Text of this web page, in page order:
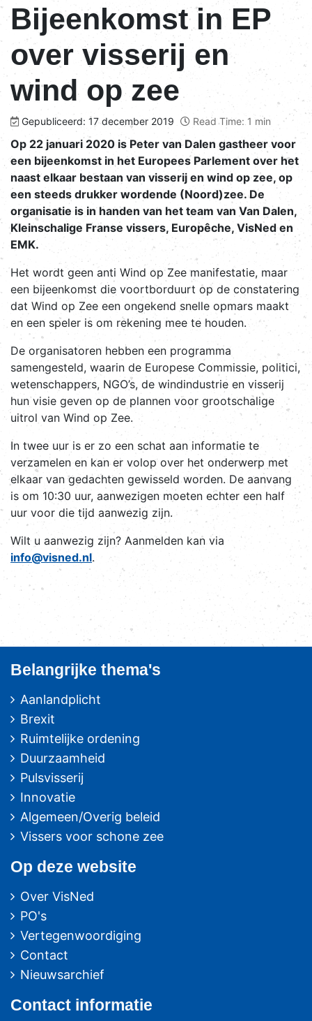
Bijeenkomst in EP
over visserij en
wind op zee
Gepubliceerd: 17 december 2019 Read Time: 1 min
Op 22 januari 2020 is Peter van Dalen gastheer voor
een bijeenkomst in het Europees Parlement over het
naast elkaar bestaan van visserij en wind op zee, op
een steeds drukker wordende (Noord)zee. De
organisatie is in handen van het team van Van Dalen,
Kleinschalige Franse vissers, Europêche, VisNed en
EMK.
Het wordt geen anti Wind op Zee manifestatie, maar
een bijeenkomst die voortborduurt op de constatering
dat Wind op Zee een ongekend snelle opmars maakt
en een speler is om rekening mee te houden.
De organisatoren hebben een programma
samengesteld, waarin de Europese Commissie, politici,
wetenschappers, NGO’s, de windindustrie en visserij
hun visie geven op de plannen voor grootschalige
uitrol van Wind op Zee.
In twee uur is er zo een schat aan informatie te
verzamelen en kan er volop over het onderwerp met
elkaar van gedachten gewisseld worden. De aanvang
is om 10:30 uur, aanwezigen moeten echter een half
uur voor die tijd aanwezig zijn.
Wilt u aanwezig zijn? Aanmelden kan via
info@visned.nl.
Belangrijke thema's
Aanlandplicht
Brexit
Ruimtelijke ordening
Duurzaamheid
Pulsvisserij
Innovatie
Algemeen/Overig beleid
Vissers voor schone zee
Op deze website
Over VisNed
PO's
Vertegenwoordiging
Contact
Nieuwsarchief
Contact informatie